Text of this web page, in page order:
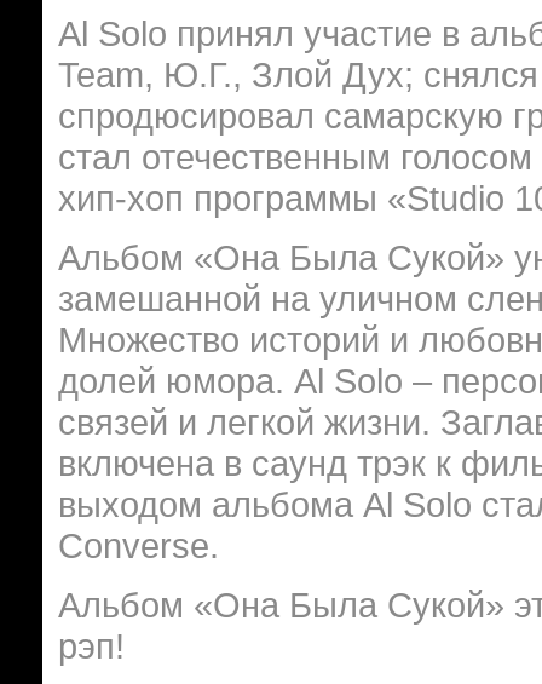
Al Solo принял участие в
Team, Ю.Г., Злой Дух; снялся
спродюсировал самарскую
стал отечественным
хип-хоп программы «Studio
Альбом «Она Была Сукой»
замешанной на уличном
Множество историй и
долей юмора. Al Solo –
связей и легкой жизни.
включена в саунд трэк к
выходом альбома Al Solo
Converse.
Альбом «Она Была Сукой»
рэп!